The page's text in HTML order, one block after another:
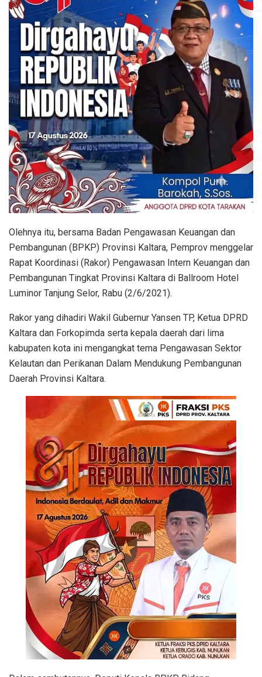
Olehnya itu, bersama Badan Pengawasan Keuangan dan
Pembangunan (BPKP) Provinsi Kaltara, Pemprov menggelar
Rapat Koordinasi (Rakor) Pengawasan Intern Keuangan dan
Pembangunan Tingkat Provinsi Kaltara di Ballroom Hotel
Luminor Tanjung Selor, Rabu (2/6/2021).
Rakor yang dihadiri Wakil Gubernur Yansen TP, Ketua DPRD
Kaltara dan Forkopimda serta kepala daerah dari lima
kabupaten kota ini mengangkat tema Pengawasan Sektor
Kelautan dan Perikanan Dalam Mendukung Pembangunan
Daerah Provinsi Kaltara.